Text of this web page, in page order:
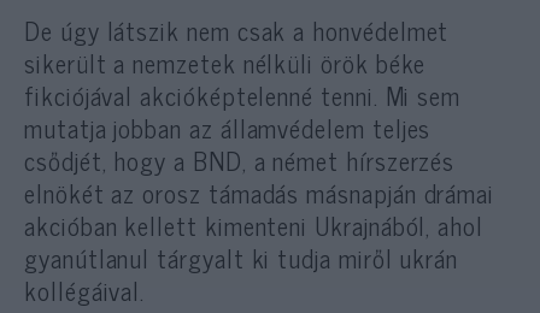
De úgy látszik nem csak a honvédelmet
sikerült a nemzetek nélküli örök béke
fikciójával akcióképtelenné tenni. Mi sem
mutatja jobban az államvédelem teljes
csődjét, hogy a BND, a német hírszerzés
elnökét az orosz támadás másnapján drámai
akcióban kellett kimenteni Ukrajnából, ahol
gyanútlanul tárgyalt ki tudja miről ukrán
kollégáival.